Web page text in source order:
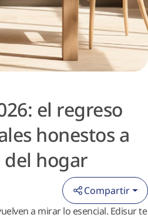
el regreso
honestos a
del hogar
Compartir
a mirar lo esencial. Edisur te